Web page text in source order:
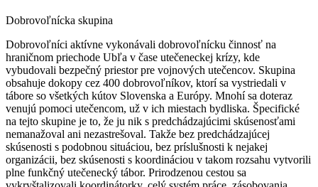
Dobrovoľnícka skupina
Dobrovoľníci aktívne vykonávali dobrovoľnícku činnosť na
hraničnom priechode Ubľa v čase utečeneckej krízy, kde
vybudovali bezpečný priestor pre vojnových utečencov. Skupina
obsahuje dokopy cez 400 dobrovoľníkov, ktorí sa vystriedali v
tábore so všetkých kútov Slovenska a Európy. Mnohí sa doteraz
venujú pomoci utečencom, už v ich miestach bydliska. Špecifické
na tejto skupine je to, že ju nik s predchádzajúcimi skúsenosťami
nemanažoval ani nezastrešoval. Takže bez predchádzajúcej
skúsenosti s podobnou situáciou, bez príslušnosti k nejakej
organizácii, bez skúsenosti s koordináciou v takom rozsahu vytvorili
plne funkčný utečenecký tábor. Prirodzenou cestou sa